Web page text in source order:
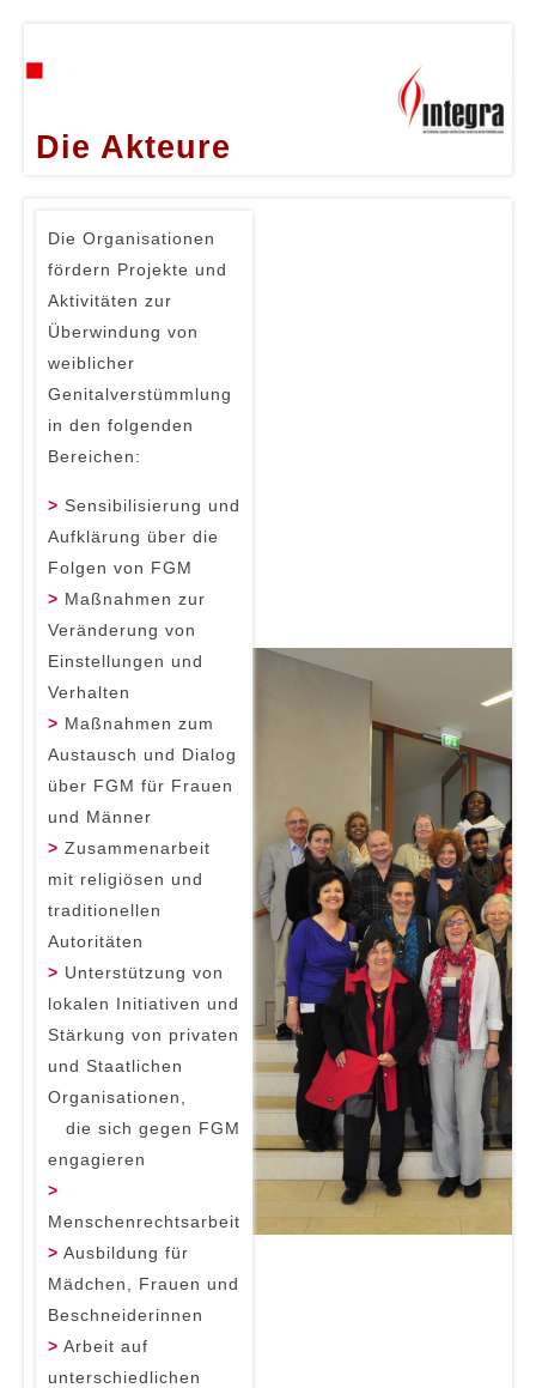
Die Akteure
Die Organisationen
fördern Projekte und
Aktivitäten zur
Überwindung von
weiblicher
Genitalverstümmlung
in den folgenden
Bereichen:
> Sensibilisierung und
Aufklärung über die
Folgen von FGM
> Maßnahmen zur
Veränderung von
Einstellungen und
Verhalten
> Maßnahmen zum
Austausch und Dialog
über FGM für Frauen
und Männer
> Zusammenarbeit
mit religiösen und
traditionellen
Autoritäten
> Unterstützung von
lokalen Initiativen und
Stärkung von privaten
und Staatlichen
Organisationen,
die sich gegen FGM
engagieren
>
Menschenrechtsarbeit
> Ausbildung für
Mädchen, Frauen und
Beschneiderinnen
> Arbeit auf
unterschiedlichen